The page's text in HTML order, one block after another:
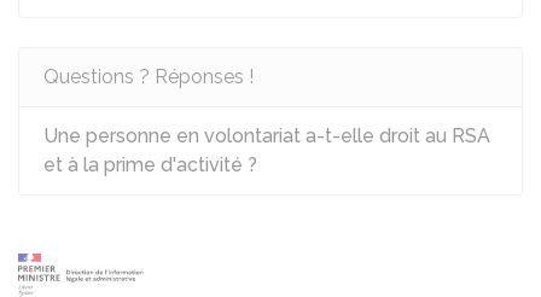
Questions ? Réponses !
Une personne en volontariat a-t-elle droit au RSA
et à la prime d'activité ?